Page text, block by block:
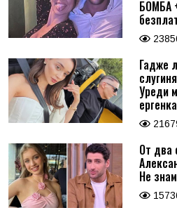
БОМБА
Гадже
Уреди
От два
Не